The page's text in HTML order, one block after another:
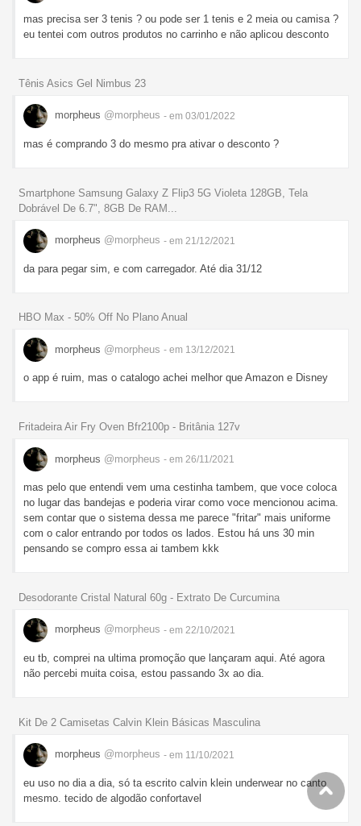
mas precisa ser 3 tenis ? ou pode ser 1 tenis e 2 meia ou camisa ?
eu tentei com outros produtos no carrinho e não aplicou desconto
Tênis Asics Gel Nimbus 23
morpheus @morpheus - em 03/01/2022
mas é comprando 3 do mesmo pra ativar o desconto ?
Smartphone Samsung Galaxy Z Flip3 5G Violeta 128GB, Tela
Dobrável De 6.7", 8GB De RAM...
morpheus @morpheus - em 21/12/2021
da para pegar sim, e com carregador. Até dia 31/12
HBO Max - 50% Off No Plano Anual
morpheus @morpheus - em 13/12/2021
o app é ruim, mas o catalogo achei melhor que Amazon e Disney
Fritadeira Air Fry Oven Bfr2100p - Britânia 127v
morpheus @morpheus - em 26/11/2021
mas pelo que entendi vem uma cestinha tambem, que voce coloca
no lugar das bandejas e poderia virar como voce mencionou acima.
sem contar que o sistema dessa me parece "fritar" mais uniforme
com o calor entrando por todos os lados. Estou há uns 30 min
pensando se compro essa ai tambem kkk
Desodorante Cristal Natural 60g - Extrato De Curcumina
morpheus @morpheus - em 22/10/2021
eu tb, comprei na ultima promoção que lançaram aqui. Até agora
não percebi muita coisa, estou passando 3x ao dia.
Kit De 2 Camisetas Calvin Klein Básicas Masculina
morpheus @morpheus - em 11/10/2021
eu uso no dia a dia, só ta escrito calvin klein underwear no canto
mesmo. tecido de algodão confortavel